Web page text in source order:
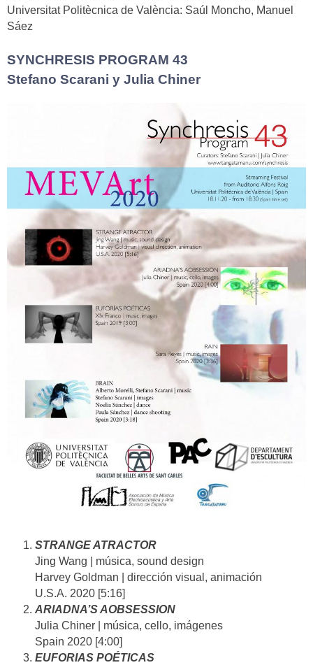
Universitat Politècnica de València: Saúl Moncho, Manuel
Sáez
SYNCHRESIS PROGRAM 43
Stefano Scarani y Julia Chiner
STRANGE ATRACTOR
Jing Wang | música, sound design
Harvey Goldman | dirección visual, animación
U.S.A. 2020 [5:16]
ARIADNA’S AOBSESSION
Julia Chiner | música, cello, imágenes
Spain 2020 [4:00]
EUFORIAS POÉTICAS